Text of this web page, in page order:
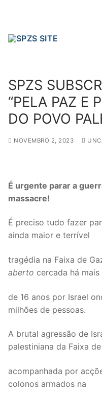
FENPROF CGTP-IN
sindicalização
Notícias
Sectores
1º CICLO
2º/3º CEB /
EDUCAÇÃO
SPZS
“PELA PAZ E
DO POVO
NOVEMBRO 2, 2023
É urgente parar a
massacre!
É preciso tudo fazer
ainda maior e terrível
tragédia na Faixa de
aberto cercada há mais
de 16 anos por Israel
milhões de pessoas.
A brutal agressão de
palestiniana da Faixa
acompanhada por
colonos armados na